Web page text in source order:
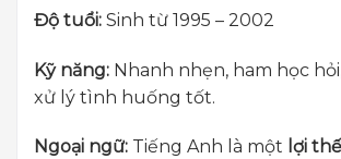
Độ tuổi: Sinh từ 1995 – 2002
Kỹ năng: Nhanh nhẹn, ham học
xử lý tình huống tốt.
Ngoại ngữ: Tiếng Anh là một lợi thế